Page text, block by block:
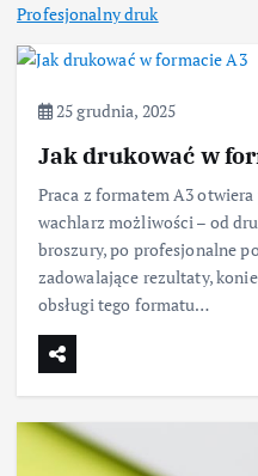
Profesjonalny druk
25 grudnia, 2025
Jak drukować w
Praca z formatem A3
wachlarz możliwości – od
broszury, po profesjonalne
zadowalające rezultaty,
obsługi tego formatu…